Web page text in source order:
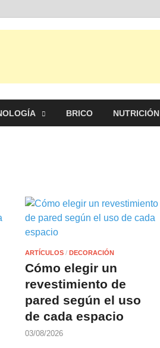
BRICO NUTRICIÓN
ARTÍCULOS / DECORACIÓN
Cómo elegir un
revestimiento de
pared según el uso
de cada espacio
03/08/2026